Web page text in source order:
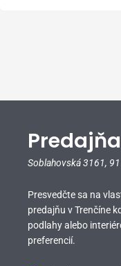
Predajňa
Soblahovská 3161,
Presvedčte sa na
predajňu v Trenčíne
podlahy alebo
preferencií.